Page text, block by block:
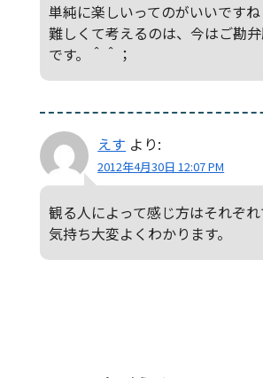
単純に楽しいってのがいいですね
難しくて考えるのは、今はご勘
です。＾＾；
えす より:
2012年4月30日 12:07 PM
観る人によって感じ方はそれぞ
気持ち大変よくわかります。